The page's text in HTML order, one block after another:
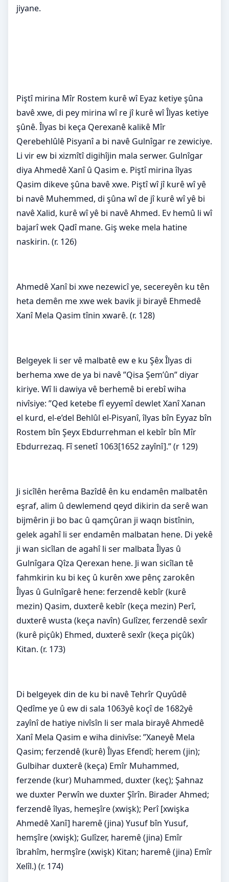
jiyane.
Piştî mirina Mîr Rostem kurê wî Eyaz ketiye şûna
bavê xwe, di pey mirina wî re jî kurê wî Îlyas ketiye
şûnê. Îlyas bi keça Qerexanê kalikê Mîr
Qerebehlûlê Pisyanî a bi navê Gulnîgar re zewiciye.
Li vir ew bi xizmîtî digihîjin mala serwer. Gulnîgar
diya Ahmedê Xanî û Qasim e. Piştî mirina îlyas
Qasim dikeve şûna bavê xwe. Piştî wî jî kurê wî yê
bi navê Muhemmed, di şûna wî de jî kurê wî yê bi
navê Xalid, kurê wî yê bi navê Ahmed. Ev hemû li wî
bajarî wek Qadî mane. Giş weke mela hatine
naskirin. (r. 126)
Ahmedê Xanî bi xwe nezewicî ye, secereyên ku tên
heta demên me xwe wek bavik ji birayê Ehmedê
Xanî Mela Qasim tînin xwarê. (r. 128)
Belgeyek li ser vê malbatê ew e ku Şêx Îlyas di
berhema xwe de ya bi navê ”Qisa Şem’ûn” diyar
kiriye. Wî li dawiya vê berhemê bi erebî wiha
nivîsiye: ”Qed ketebe fî eyyemî dewlet Xanî Xanan
el kurd, el-e’del Behlûl el-Pisyanî, îlyas bîn Eyyaz bîn
Rostem bîn Şeyx Ebdurrehman el kebîr bîn Mîr
Ebdurrezaq. Fî senetî 1063[1652 zayînî].” (r 129)
Ji sicîlên herêma Bazîdê ên ku endamên malbatên
eşraf, alim û dewlemend qeyd dikirin da serê wan
bijmêrin ji bo bac û qamçûran ji waqn bistînin,
gelek agahî li ser endamên malbatan hene. Di yekê
ji wan sicîlan de agahî li ser malbata Îlyas û
Gulnîgara Qîza Qerexan hene. Ji wan sicîlan tê
fahmkirin ku bi keç û kurên xwe pênç zarokên
Îlyas û Gulnîgarê hene: ferzendê kebîr (kurê
mezin) Qasim, duxterê kebîr (keça mezin) Perî,
duxterê wusta (keça navîn) Gulîzer, ferzendê sexîr
(kurê piçûk) Ehmed, duxterê sexîr (keça piçûk)
Kitan. (r. 173)
Di belgeyek din de ku bi navê Tehrîr Quyûdê
Qedîme ye û ew di sala 1063yê koçî de 1682yê
zayînî de hatiye nivîsîn li ser mala birayê Ahmedê
Xanî Mela Qasim e wiha dinivîse: ”Xaneyê Mela
Qasim; ferzendê (kurê) Îlyas Efendî; herem (jin);
Gulbihar duxterê (keça) Emîr Muhammed,
ferzende (kur) Muhammed, duxter (keç); Şahnaz
we duxter Perwîn we duxter Şîrîn. Birader Ahmed;
ferzendê îlyas, hemeşîre (xwişk); Perî [xwişka
Ahmedê Xanî] haremê (jina) Yusuf bîn Yusuf,
hemşîre (xwişk); Gulîzer, haremê (jina) Emîr
îbrahîm, hermşîre (xwişk) Kitan; haremê (jina) Emîr
Xelîl.) (r. 174)